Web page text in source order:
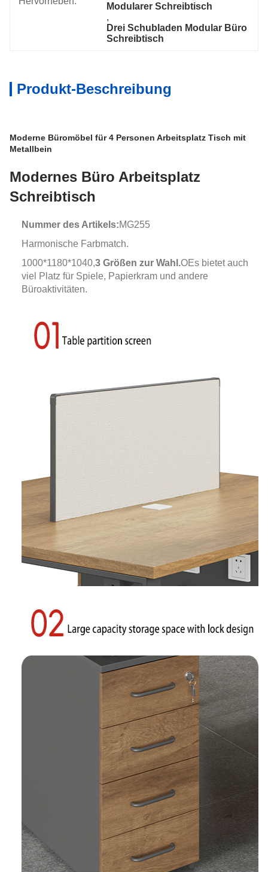
Modularer Schreibtisch
,
Drei Schubladen Modular Büro
Schreibtisch
Produkt-Beschreibung
Moderne Büromöbel für 4 Personen Arbeitsplatz Tisch mit
Metallbein
Modernes Büro Arbeitsplatz
Schreibtisch
Nummer des Artikels:MG255
Harmonische Farbmatch.
1000*1180*1040,3 Größen zur Wahl.OEs bietet auch
viel Platz für Spiele, Papierkram und andere
Büroaktivitäten.